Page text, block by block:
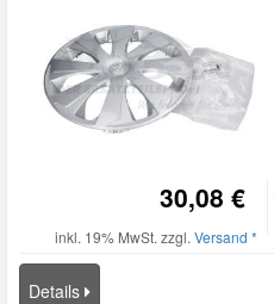
30,08 €
inkl. 19% MwSt. zzgl. Versand *
Details